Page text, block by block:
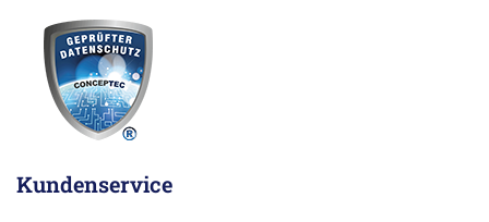
Kundenservice